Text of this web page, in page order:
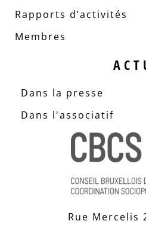
Rapports d’activités
Membres
Dans la presse
Dans l'associatif
Rue Mercelis